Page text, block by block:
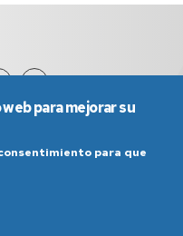
de uso
para mejorar su
para que